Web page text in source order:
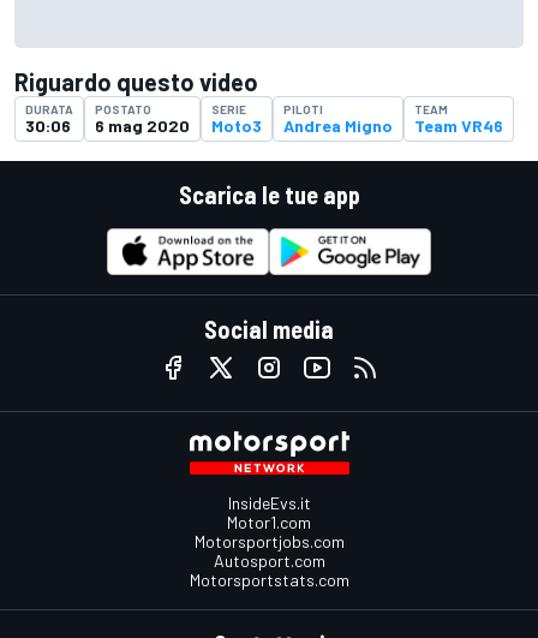
Riguardo questo video
DURATA
30:06
POSTATO
6 mag 2020
SERIE
Moto3
PILOTI
Andrea Migno
TEAM
Team VR46
Scarica le tue app
Social media
InsideEvs.it
Motor1.com
Motorsportjobs.com
Autosport.com
Motorsportstats.com